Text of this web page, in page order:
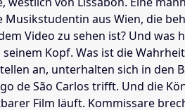
Musikstudentin aus Wien, die
Video zu sehen ist? Und
Kopf. Was ist die
an, unterhalten sich in den
de São Carlos trifft. Und die
Film läuft. Kommissare